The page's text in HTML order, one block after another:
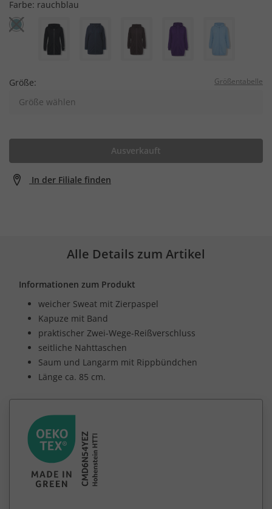
Farbe: rauchblau
Größe: Größentabelle
Größe wählen
Ausverkauft
In der Filiale finden
Alle Details zum Artikel
Informationen zum Produkt
weicher Sweat mit Zierpaspel
Kapuze mit Band
praktischer Zwei-Wege-Reißverschluss
seitliche Nahttaschen
Saum und Langarm mit Rippbündchen
Länge ca. 85 cm.